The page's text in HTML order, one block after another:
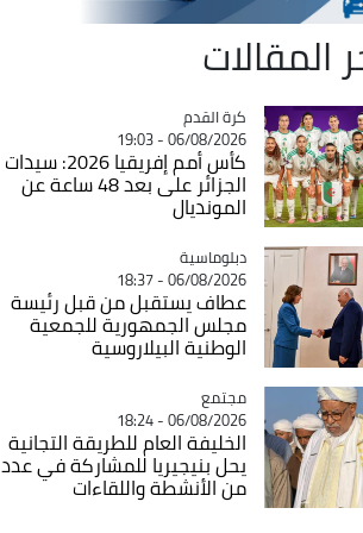
المقالات
Catégorie
كرة القدم
06/08/2026 - 19:03
كأس أمم إفريقيا 2026: سيدات
الجزائر على بعد 48 ساعة عن
المونديال
Catégorie
دبلوماسية
06/08/2026 - 18:37
عطاف يستقبل من قبل رئيسة
مجلس الجمهورية للجمعية
الوطنية البيلاروسية
Catégorie
مجتمع
06/08/2026 - 18:24
الخليفة العام للطريقة التجانية
يحل بنيجيريا للمشاركة في عدد
من الأنشطة واللقاءات